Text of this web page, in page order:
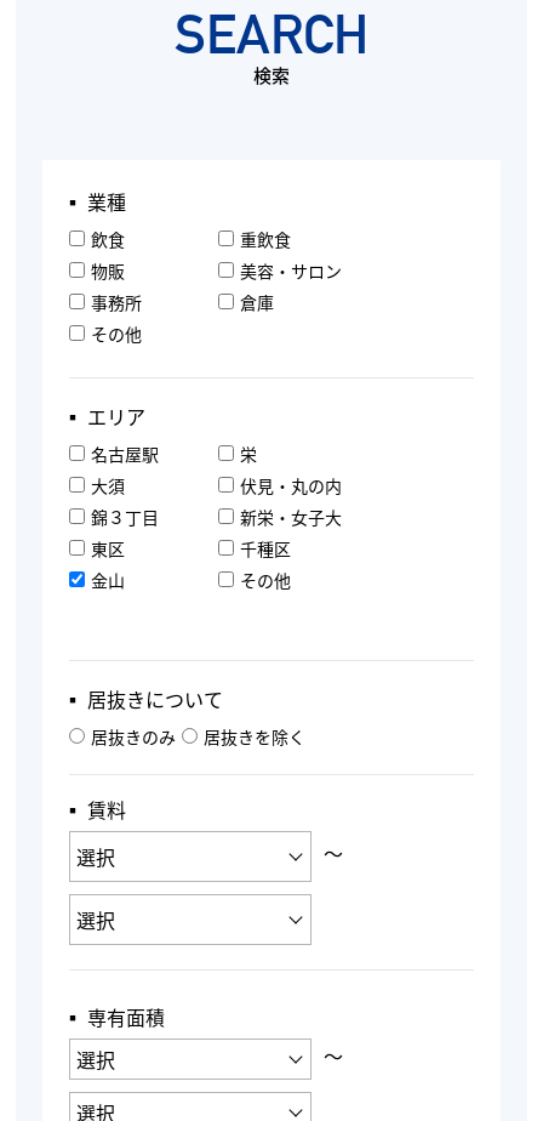
SEARCH
検索
▪︎ 業種
飲食
重飲食
物販
美容・サロン
事務所
倉庫
その他
▪︎ エリア
名古屋駅
栄
大須
伏見・丸の内
錦３丁目
新栄・女子大
東区
千種区
金山
その他
▪︎ 居抜きについて
居抜きのみ 居抜きを除く
▪︎ 賃料
〜
▪︎ 専有面積
〜